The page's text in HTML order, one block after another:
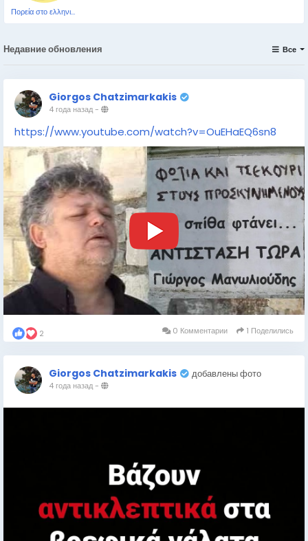
Πορεία στο ελληνικό τραγούδι
Недавние обновления Все
Giorgos Chatzimarkakis
4 года назад-
https://www.youtube.com/watch?v=OuEHaEQ6sn8
2 0 Комментарии 1 Поделились
Giorgos Chatzimarkakis добавлены фото
4 года назад-